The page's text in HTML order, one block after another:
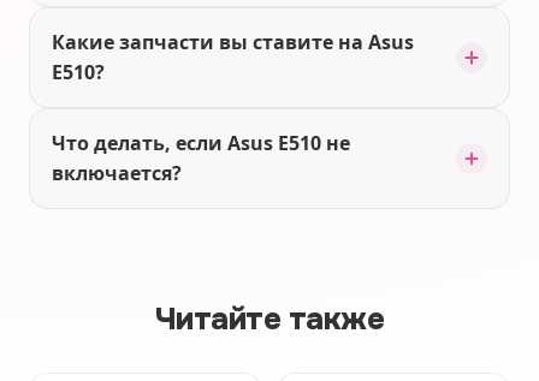
Какие запчасти вы ставите на Asus
E510?
Что делать, если Asus E510 не
включается?
Читайте также